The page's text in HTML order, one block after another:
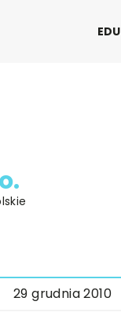
29 grudnia 2010